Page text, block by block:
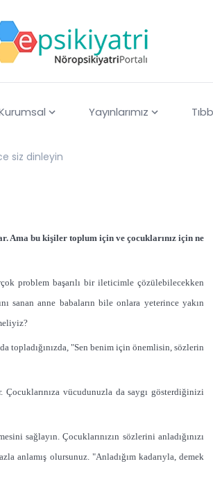
Yayınlarımız
siz dinleyin
Ama bu kişiler toplum için veçocuklarınız için ne
problem başarılı bir ileticimle çözülebilecekken
sanan anne babaların bile onlara yeterince yakın
topladığınızda, "Sen benim için önemlisin, sözlerin
vücudunuzla da saygı gösterdiğinizi
sağlayın. Çocuklarınızın sözlerini anladığınızı
anlamış olursunuz. "Anladığım kadarıyla, demek